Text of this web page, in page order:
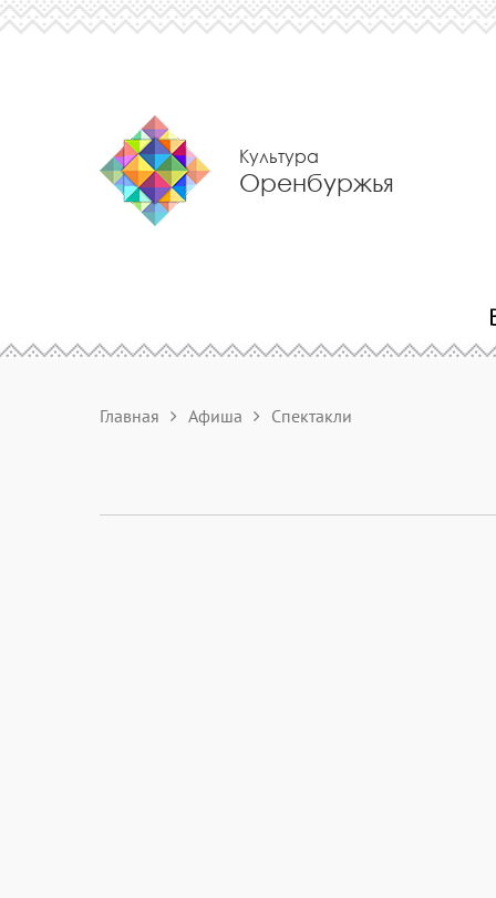
Культура
Оренбуржья
Главная Афиша Спектакли